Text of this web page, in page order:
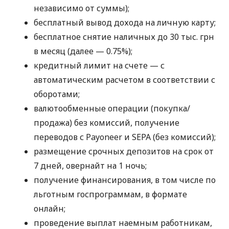
независимо от суммы);
бесплатный вывод дохода на личную карту;
бесплатное снятие наличных до 30 тыс. грн
в месяц (далее — 0.75%);
кредитный лимит на счете — с
автоматическим расчетом в соответствии с
оборотами;
валютообменные операции (покупка/
продажа) без комиссий, получение
переводов с Payoneer и SEPA (без комиссий);
размещение срочных депозитов на срок от
7 дней, овернайт на 1 ночь;
получение финансирования, в том числе по
льготным госпрограммам, в формате
онлайн;
проведение выплат наемным работникам,